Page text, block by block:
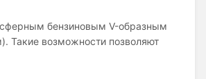
бензиновым V-образным
Такие возможности позволяют